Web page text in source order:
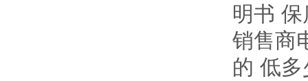
明书
销售商
的 低